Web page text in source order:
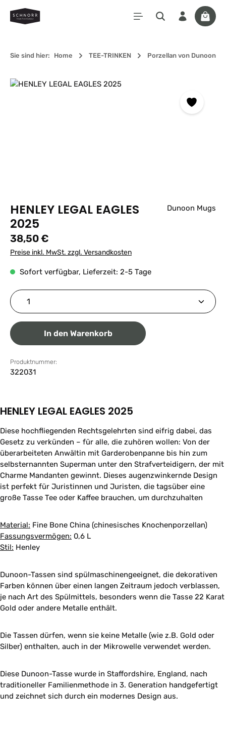
Zum Hauptinhalt springen
Sie sind hier: Home TEE-TRINKEN Porzellan von Dunoon
Bildergalerie überspringen
HENLEY LEGAL EAGLES
2025
Dunoon Mugs
Regulärer Preis:
38,50 €
Preise inkl. MwSt. zzgl. Versandkosten
Sofort verfügbar, Lieferzeit: 2-5 Tage
Produkt Anzahl: Gib den gewünschten Wert ein
In den Warenkorb
Produktnummer:
322031
HENLEY LEGAL EAGLES 2025
Diese hochfliegenden Rechtsgelehrten sind eifrig dabei, das
Gesetz zu verkünden – für alle, die zuhören wollen: Von der
überarbeiteten Anwältin mit Garderobenpanne bis hin zum
selbsternannten Superman unter den Strafverteidigern, der mit
Charme Mandanten gewinnt. Dieses augenzwinkernde Design
ist perfekt für Juristinnen und Juristen, die tagsüber eine
große Tasse Tee oder Kaffee brauchen, um durchzuhalten
Material: Fine Bone China (chinesisches Knochenporzellan)
Fassungsvermögen: 0,6 L
Stil: Henley
Dunoon-Tassen sind spülmaschinengeeignet, die dekorativen
Farben können über einen langen Zeitraum jedoch verblassen,
je nach Art des Spülmittels, besonders wenn die Tasse 22 Karat
Gold oder andere Metalle enthält.
Die Tassen dürfen, wenn sie keine Metalle (wie z.B. Gold oder
Silber) enthalten, auch in der Mikrowelle verwendet werden.
Diese Dunoon-Tasse wurde in Staffordshire, England, nach
traditioneller Familienmethode in 3. Generation handgefertigt
und zeichnet sich durch ein modernes Design aus.